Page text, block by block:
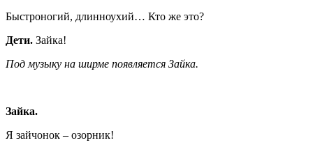
Быстроногий, длинноухий… Кто же это?
Дети. Зайка!
Под музыку на ширме появляется Зайка.
Зайка.
Я зайчонок – озорник!